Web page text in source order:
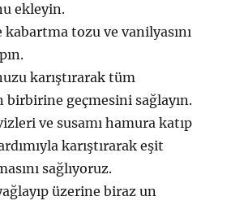
ekleyin.
tozu ve vanilyasını
karıştırarak tüm
birbirine geçmesini sağlayın.
ve susamı hamura katıp
karıştırarak eşit
sağlıyoruz.
üzerine biraz un